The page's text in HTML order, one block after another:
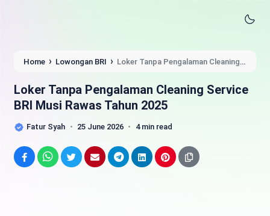
Home › Lowongan BRI › Loker Tanpa Pengalaman Cleaning
Loker Tanpa Pengalaman Cleaning Service
BRI Musi Rawas Tahun 2025
Fatur Syah 25 June 2026 4 min read